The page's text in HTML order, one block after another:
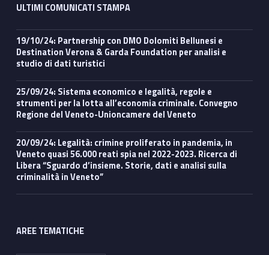
ULTIMI COMUNICATI STAMPA
19/10/24: Partnership con DMO Dolomiti Bellunesi e
Destination Verona & Garda Foundation per analisi e
studio di dati turistici
25/09/24: Sistema economico e legalità, regole e
strumenti per la lotta all’economia criminale. Convegno
Regione del Veneto-Unioncamere del Veneto
20/09/24: Legalità: crimine proliferato in pandemia, in
Veneto quasi 56.000 reati spia nel 2022-2023. Ricerca di
Libera “Sguardo d’insieme. Storie, dati e analisi sulla
criminalità in Veneto”
AREE TEMATICHE